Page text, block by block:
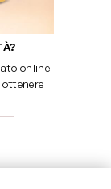
online